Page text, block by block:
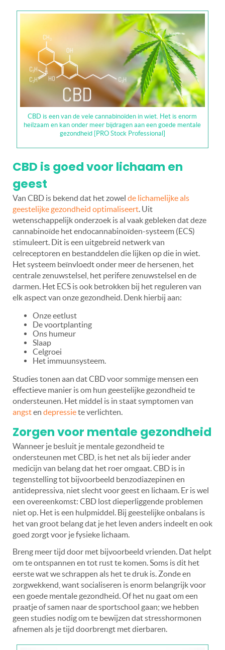
CBD is een van de vele cannabinoïden in wiet. Het is enorm
heilzaam en kan onder meer bijdragen aan een goede mentale
gezondheid [PRO Stock Professional]
CBD is goed voor lichaam en
geest
Van CBD is bekend dat het zowel de lichamelijke als
geestelijke gezondheid optimaliseert. Uit
wetenschappelijk onderzoek is al vaak gebleken dat deze
cannabinoïde het endocannabinoïden-systeem (ECS)
stimuleert. Dit is een uitgebreid netwerk van
celreceptoren en bestanddelen die lijken op die in wiet.
Het systeem beïnvloedt onder meer de hersenen, het
centrale zenuwstelsel, het perifere zenuwstelsel en de
darmen. Het ECS is ook betrokken bij het reguleren van
elk aspect van onze gezondheid. Denk hierbij aan:
Onze eetlust
De voortplanting
Ons humeur
Slaap
Celgroei
Het immuunsysteem.
Studies tonen aan dat CBD voor sommige mensen een
effectieve manier is om hun geestelijke gezondheid te
ondersteunen. Het middel is in staat symptomen van
angsten depressiete verlichten.
Zorgen voor mentale gezondheid
Wanneer je besluit je mentale gezondheid te
ondersteunen met CBD, is het net als bij ieder ander
medicijn van belang dat het roer omgaat. CBD is in
tegenstelling tot bijvoorbeeld benzodiazepinen en
antidepressiva, niet slecht voor geest en lichaam. Er is wel
een overeenkomst: CBD lost dieperliggende problemen
niet op. Het is een hulpmiddel. Bij geestelijke onbalans is
het van groot belang dat je het leven anders indeelt en ook
goed zorgt voor je fysieke lichaam.
Breng meer tijd door met bijvoorbeeld vrienden. Dat helpt
om te ontspannen en tot rust te komen. Soms is dit het
eerste wat we schrappen als het te druk is. Zonde en
zorgwekkend, want socialiseren is enorm belangrijk voor
een goede mentale gezondheid. Of het nu gaat om een ​​
praatje of samen naar de sportschool gaan; we hebben
geen studies nodig om te bewijzen dat stresshormonen
afnemen als je tijd doorbrengt met dierbaren.